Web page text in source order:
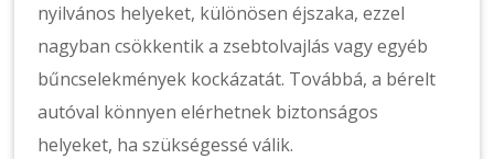
nyilvános helyeket, különösen éjszaka, ezzel
nagyban csökkentik a zsebtolvajlás vagy egyéb
bűncselekmények kockázatát. Továbbá, a bérelt
autóval könnyen elérhetnek biztonságos
helyeket, ha szükségessé válik.